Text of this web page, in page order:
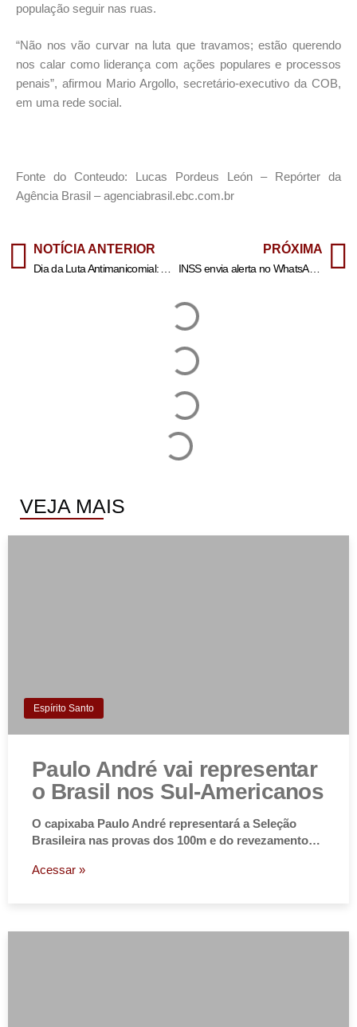
população seguir nas ruas.
“Não nos vão curvar na luta que travamos; estão querendo
nos calar como liderança com ações populares e processos
penais”, afirmou Mario Argollo, secretário-executivo da COB,
em uma rede social.
Fonte do Conteudo: Lucas Pordeus León – Repórter da
Agência Brasil – agenciabrasil.ebc.com.br
NOTÍCIA ANTERIOR PRÓXIMA
INSS envia alerta no WhatsApp para prova de vida
VEJA MAIS
Espírito Santo
Paulo André vai representar
o Brasil nos Sul-Americanos
O capixaba Paulo André representará a Seleção
Brasileira nas provas dos 100m e do revezamento…
Acessar »